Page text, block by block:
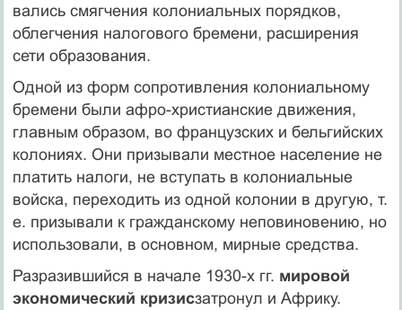
вались смягчения колониальных порядков,
облегчения налогового бремени, расширения
сети образования.
Одной из форм сопротивления колониальному
бремени были аф­ро-христианские движения,
главным образом, во французских и бель­гийских
колониях. Они призывали местное население не
платить нало­ги, не вступать в колониальные
войска, переходить из одной колонии в другую, т.
е. призывали к гражданскому неповиновению, но
исполь­зовали, в основном, мирные средства.
Разразившийся в начале 1930-х гг. мировой
экономический кризисзатронул и Африку.